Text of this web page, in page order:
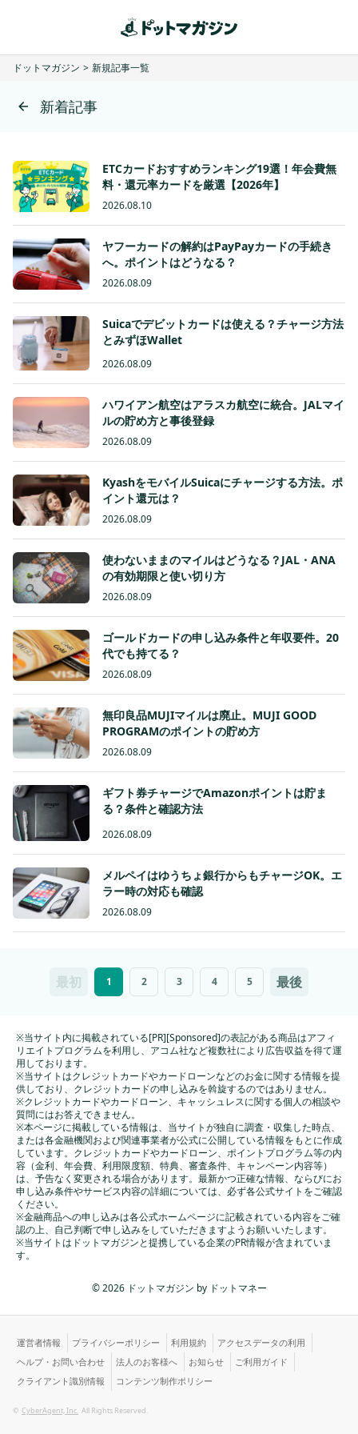
ドットマガジン > 新規記事一覧
新着記事
ETCカードおすすめランキング19選！年会費無
料・還元率カードを厳選【2026年】
2026.08.10
ヤフーカードの解約はPayPayカードの手続き
へ。ポイントはどうなる？
2026.08.09
Suicaでデビットカードは使える？チャージ方法
とみずほWallet
2026.08.09
ハワイアン航空はアラスカ航空に統合。JALマイ
ルの貯め方と事後登録
2026.08.09
KyashをモバイルSuicaにチャージする方法。ポ
イント還元は？
2026.08.09
使わないままのマイルはどうなる？JAL・ANA
の有効期限と使い切り方
2026.08.09
ゴールドカードの申し込み条件と年収要件。20
代でも持てる？
2026.08.09
無印良品MUJIマイルは廃止。MUJI GOOD
PROGRAMのポイントの貯め方
2026.08.09
ギフト券チャージでAmazonポイントは貯ま
る？条件と確認方法
2026.08.09
メルペイはゆうちょ銀行からもチャージOK。エ
ラー時の対応も確認
2026.08.09
最初 1 2 3 4 5 最後
※当サイト内に掲載されている[PR][Sponsored]の表記がある商品はアフィ
リエイトプログラムを利用し、アコム社など複数社により広告収益を得て運
用しております。
※当サイトはクレジットカードやカードローンなどのお金に関する情報を提
供しており、クレジットカードの申し込みを斡旋するのではありません。
※クレジットカードやカードローン、キャッシュレスに関する個人の相談や
質問にはお答えできません。
※本ページに掲載している情報は、当サイトが独自に調査・収集した時点、
または各金融機関および関連事業者が公式に公開している情報をもとに作成
しています。クレジットカードやカードローン、ポイントプログラム等の内
容（金利、年会費、利用限度額、特典、審査条件、キャンペーン内容等）
は、予告なく変更される場合があります。最新かつ正確な情報、ならびにお
申し込み条件やサービス内容の詳細については、必ず各公式サイトをご確認
ください。
※金融商品への申し込みは各公式ホームページに記載されている内容をご確
認の上、自己判断で申し込みをしていただきますようお願いいたします。
※当サイトはドットマガジンと提携している企業のPR情報が含まれていま
す。
© 2026 ドットマガジン by ドットマネー
運営者情報 プライバシーポリシー 利用規約
アクセスデータの利用
ヘルプ・お問い合わせ
法人のお客様へ お知らせ
ご利用ガイド
クライアント識別情報
コンテンツ制作ポリシー
© CyberAgent, Inc. All Rights Reserved.